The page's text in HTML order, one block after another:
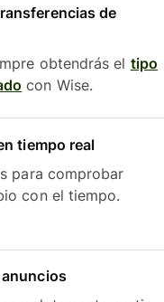
de
obtendrás el tipo
con Wise.
tiempo real
para comprobar
con el tiempo.